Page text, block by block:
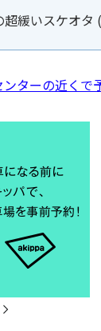
緩いスケオタ
ターの近くで